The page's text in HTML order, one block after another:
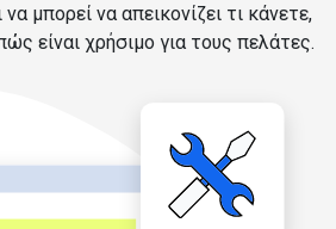
μπορεί να απεικονίζει τι κάνετε,
είναι χρήσιμο για τους πελάτες.